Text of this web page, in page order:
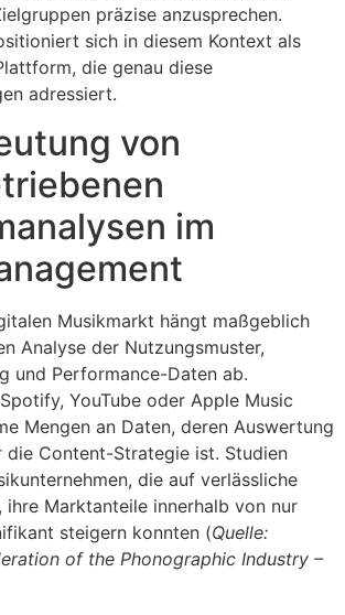
präzise anzusprechen.
sich in diesem Kontext als
die genau diese
adressiert.
von
im
Musikmarkt hängt maßgeblich
Analyse der Nutzungsmuster,
und Performance-Daten ab.
YouTube oder Apple Music
Mengen an Daten, deren Auswertung
die Content-Strategie ist. Studien
die auf verlässliche
ihre Marktanteile innerhalb von nur
steigern konnten (Quelle:
of the Phonographic Industry –